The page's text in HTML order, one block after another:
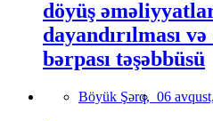
döyüş
dayandırılması və
bərpası təşəbbüsü
Böyük Şərq, 06